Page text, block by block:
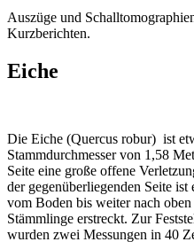
Auszüge und
Kurzberichten.
Eiche
Die Eiche (Quercus robur) ist
Stammdurchmesser von 1,58
Seite eine große offene
der gegenüberliegenden Seite
vom Boden bis weiter nach
Stämmlinge erstreckt. Zur
wurden zwei Messungen in 40